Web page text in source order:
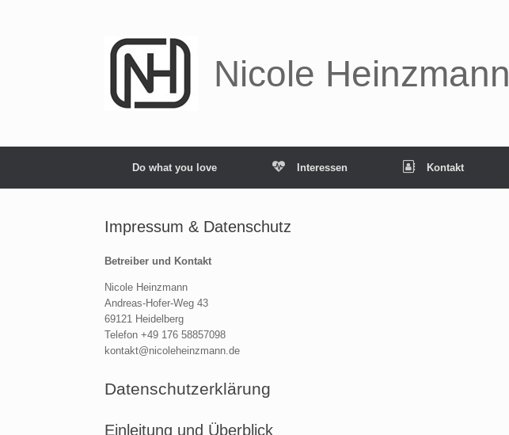
Nicole Heinzmann
Do what you love Interessen Kontakt
Impressum & Datenschutz
Betreiber und Kontakt
Nicole Heinzmann
Andreas-Hofer-Weg 43
69121 Heidelberg
Telefon +49 176 58857098
kontakt@nicoleheinzmann.de
Datenschutzerklärung
Einleitung und Überblick